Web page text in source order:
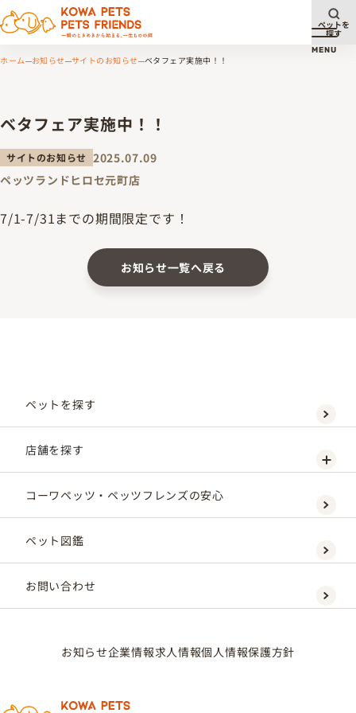
メニ
MENU
ペットを
探す
ホーム お知らせ サイトのお知らせ ベタフェア実施中！！
ベタフェア実施中！！
サイトのお知らせ 2025.07.09
ペッツランドヒロセ元町店
7/1-7/31までの期間限定です！
お知らせ一覧へ戻る
ペットを探す
店舗を探す
コーワペッツ・ペッツフレンズの安心
ペット図鑑
お問い合わせ
お知らせ企業情報求人情報個人情報保護方針